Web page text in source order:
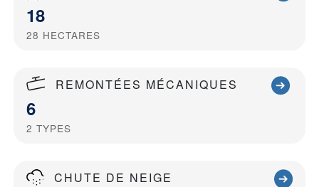
18
28 HECTARES
REMONTÉES MÉCANIQUES
6
2 TYPES
CHUTE DE NEIGE